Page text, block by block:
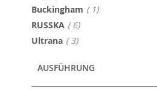
Buckingham 1Artikel
RUSSKA 6Artikel
Ultrana 3Artikel
AUSFÜHRUNG